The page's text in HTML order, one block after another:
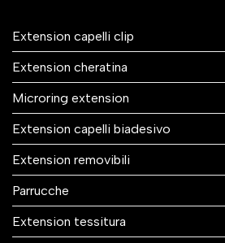
Extension capelli clip
Extension cheratina
Microring extension
Extension capelli biadesivo
Extension removibili
Parrucche
Extension tessitura